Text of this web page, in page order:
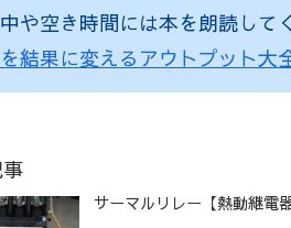
や空き時間には本を朗読して
結果に変えるアウトプット大
サーマルリレー【熱動継電